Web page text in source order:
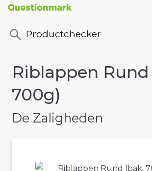
Productchecker
Riblappen
700g)
De Zaligheden